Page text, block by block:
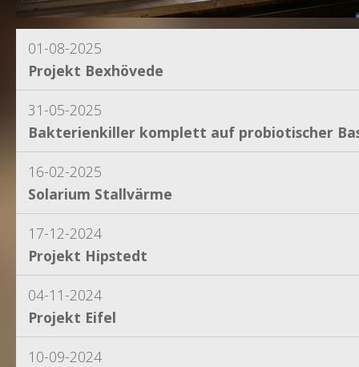
01-08-2025
Projekt Bexhövede
31-05-2025
Bakterienkiller komplett auf probiotischer
16-02-2025
Solarium Stallvärme
17-12-2024
Projekt Hipstedt
04-11-2024
Projekt Eifel
10-09-2024